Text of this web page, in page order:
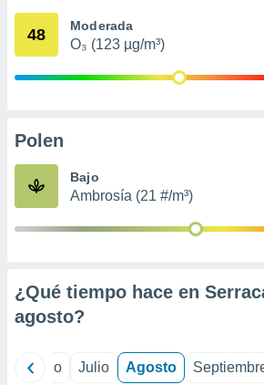
mediante
publicidad
de
48 Moderada
O₃ (123 µg/m³)
Polen
Bajo
Ambrosía (21 #/m³)
¿Qué tiempo hace en
agosto?
Junio Julio Agosto